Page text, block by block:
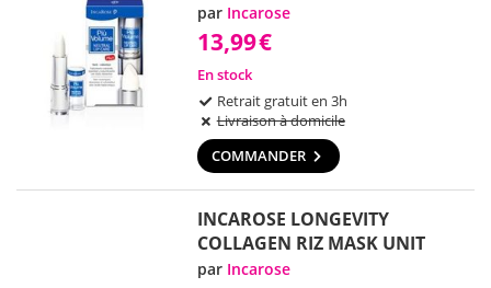
par Incarose
13,99€
En stock
Retrait gratuit en 3h
Livraison à domicile
COMMANDER
INCAROSE LONGEVITY
COLLAGEN RIZ MASK UNIT
par Incarose